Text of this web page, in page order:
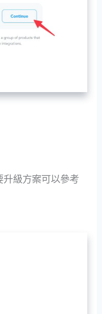
級方案可以參考